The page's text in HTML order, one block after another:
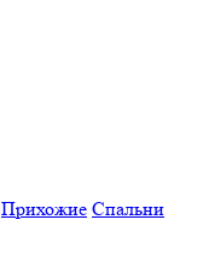
Прихожие Спальни